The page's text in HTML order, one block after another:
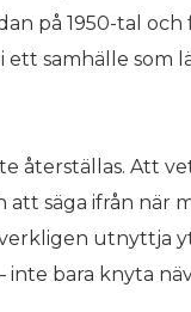
på 1950-tal och
ett samhälle som
återställas. Att
att säga ifrån när
utnyttja
bara knyta